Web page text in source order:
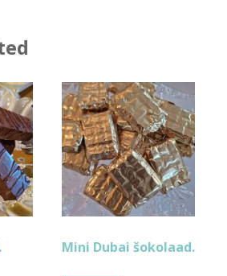
Mini Dubai šokolaad.